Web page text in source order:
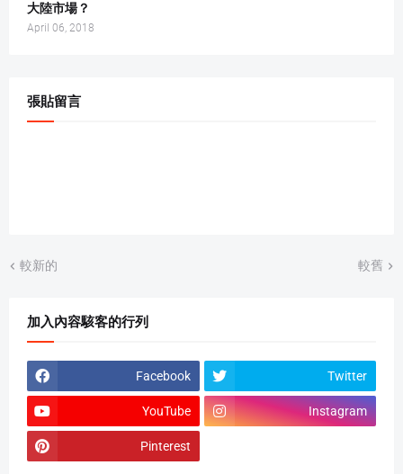
大陸市場？
April 06, 2018
張貼留言
較新的 較舊
加入內容駭客的行列
Facebook Twitter
YouTube Instagram
Pinterest